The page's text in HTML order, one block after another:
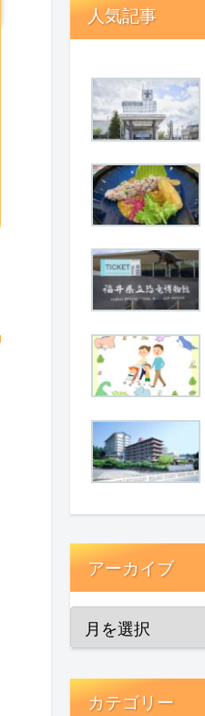
人気記事
アーカイブ
カテゴリー